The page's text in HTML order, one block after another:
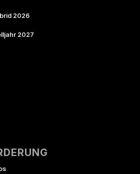
2026
2027